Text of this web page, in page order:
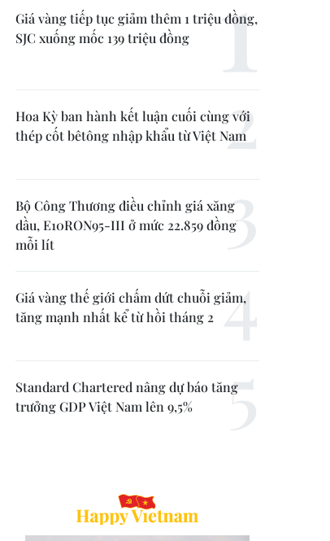
Giá vàng tiếp tục giảm thêm 1 triệu đồng,
SJC xuống mốc 139 triệu đồng
Hoa Kỳ ban hành kết luận cuối cùng với
thép cốt bêtông nhập khẩu từ Việt Nam
Bộ Công Thương điều chỉnh giá xăng
dầu, E10RON95-III ở mức 22.859 đồng
mỗi lít
Giá vàng thế giới chấm dứt chuỗi giảm,
tăng mạnh nhất kể từ hồi tháng 2
Standard Chartered nâng dự báo tăng
trưởng GDP Việt Nam lên 9,5%